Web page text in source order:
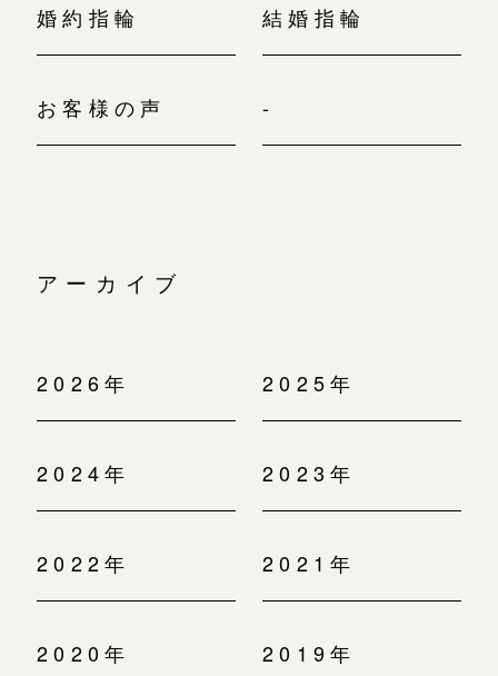
婚約指輪 結婚指輪
お客様の声 -
アーカイブ
2026年 2025年
2024年 2023年
2022年 2021年
2020年 2019年